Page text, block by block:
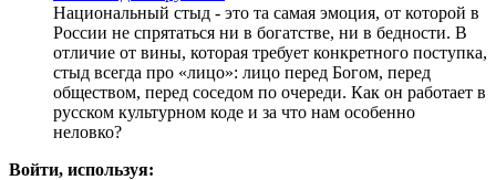
Национальный стыд - это та самая эмоция, от которой в
России не спрятаться ни в богатстве, ни в бедности. В
отличие от вины, которая требует конкретного поступка,
стыд всегда про «лицо»: лицо перед Богом, перед
обществом, перед соседом по очереди. Как он работает в
русском культурном коде и за что нам особенно
неловко?
Войти, используя: